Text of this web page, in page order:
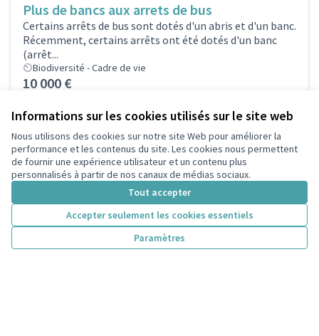
Informations sur les cookies utilisés sur le site web
Nous utilisons des cookies sur notre site Web pour améliorer la
performance et les contenus du site. Les cookies nous permettent
de fournir une expérience utilisateur et un contenu plus
personnalisés à partir de nos canaux de médias sociaux.
Tout accepter
Accepter seulement les cookies essentiels
Paramètres
Plus de bancs aux arrets de bus
Certains arrêts de bus sont dotés d'un abris et d'un banc.
Récemment, certains arrêts ont été dotés d'un banc
(arrêt...
Biodiversité - Cadre de vie
10 000 €
Des gites à chauve-souris pour lutter contre
les moustiques
Le projet a été retravaillé de la manière suivante en
accord avec le porteur de projet : s'intitule désormais
Biodiversité - Cadre de vie
4 000 €